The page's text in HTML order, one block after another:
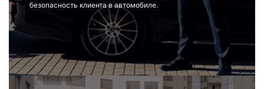
безопасность клиента в автомобиле.